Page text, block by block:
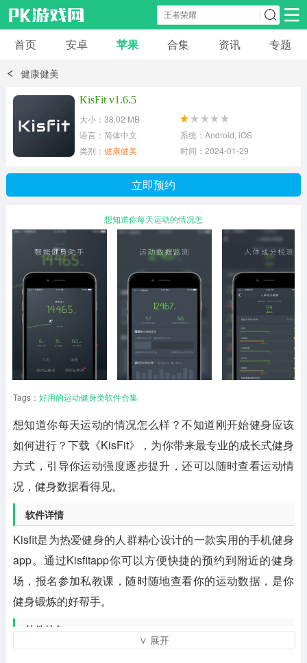
安卓应用 安卓游戏
模拟经营
首页 安卓 苹果 合集 资讯 专题
健康健美
KisFit v1.6.5
大小：38.02 MB
语言：简体中文
系统：Android, iOS
类别： 健康健美 时间：2024-01-29
立即预约
想知道你每天运动的情况怎
Tags： 好用的运动健身类软件合集
想知道你每天运动的情况怎么样？不知道刚开始健身应该
如何进行？下载《KisFit》，为你带来最专业的成长式健身
方式，引导你运动强度逐步提升，还可以随时查看运动情
况，健身数据看得见。
软件详情
Kisfit是为热爱健身的人群精心设计的一款实用的手机健身
app。通过Kisfitapp你可以方便快捷的预约到附近的健身
场，报名参加私教课，随时随地查看你的运动数据，是你
健身锻炼的好帮手。
软件特色
1、智能化健身，根据健身课程计算卡路里；
∨ 展开